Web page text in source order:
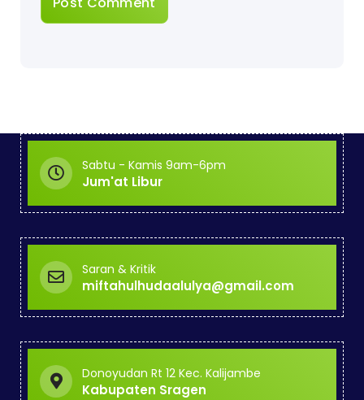
Sabtu - Kamis 9am-6pm
Jum'at Libur
Saran & Kritik
miftahulhudaalulya@gmail.com
Donoyudan Rt 12 Kec. Kalijambe
Kabupaten Sragen